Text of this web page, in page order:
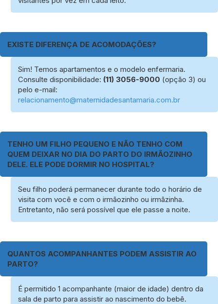
EXISTE DIFERENÇA DE ACOMODAÇÕES?
Sim! Temos apartamentos e o modelo enfermaria.
Consulte disponibilidade: (11) 3056-9000 (opção 3) ou
pelo e-mail:
relacionamento@maternidadesantamaria.com.br
TENHO UM FILHO PEQUENO E NÃO TENHO COM
QUEM DEIXAR NO DIA DO PARTO DO IRMÃOZINHO
DELE. ELE PODE DORMIR NO HOSPITAL?
Seu filho poderá permanecer durante todo o horário de
visita com você e com o irmãozinho ou irmãzinha.
Entretanto, não será possível que ele passe a noite.
QUANTOS ACOMPANHANTES PODEM ASSISTIR AO
PARTO?
É permitido 1 acompanhante (maior de idade) dentro da
sala de parto para assistir ao nascimento do bebê.